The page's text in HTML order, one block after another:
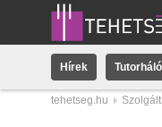
Hírek
tehetseg.hu